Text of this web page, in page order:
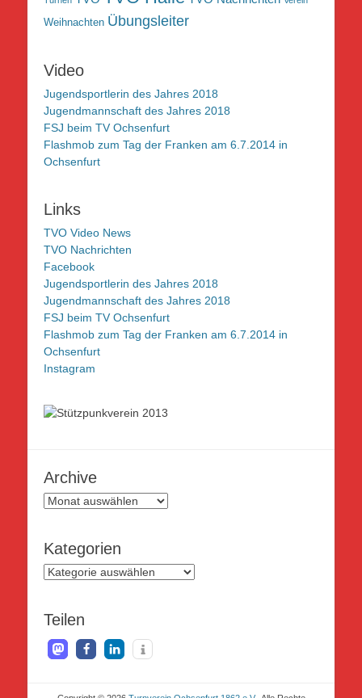
Weihnachten Übungsleiter
Video
Jugendsportlerin des Jahres 2018
Jugendmannschaft des Jahres 2018
FSJ beim TV Ochsenfurt
Flashmob zum Tag der Franken am 6.7.2014 in
Ochsenfurt
Links
TVO Video News
TVO Nachrichten
Facebook
Jugendsportlerin des Jahres 2018
Jugendmannschaft des Jahres 2018
FSJ beim TV Ochsenfurt
Flashmob zum Tag der Franken am 6.7.2014 in
Ochsenfurt
Instagram
Archive
Archive
Kategorien
Kategorien
Teilen